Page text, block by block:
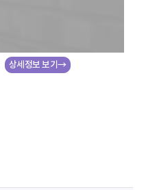
상세정보 보기→